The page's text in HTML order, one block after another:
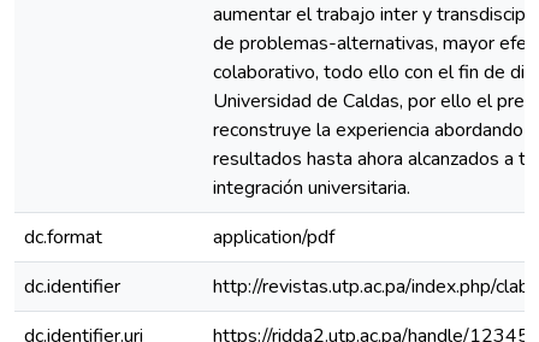
aumentar el trabajo inter y
de problemas-alternativas, mayor
colaborativo, todo ello con el fin de
Universidad de Caldas, por ello el
reconstruye la experiencia abordando
resultados hasta ahora alcanzados a
integración universitaria.
dc.format
application/pdf
dc.identifier
http://revistas.utp.ac.pa/index.php/
dc.identifier.uri
https://ridda2.utp.ac.pa/handle/